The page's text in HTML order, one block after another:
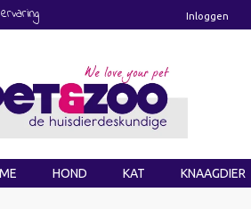
Inloggen
HOND KAT KNAAGDIER